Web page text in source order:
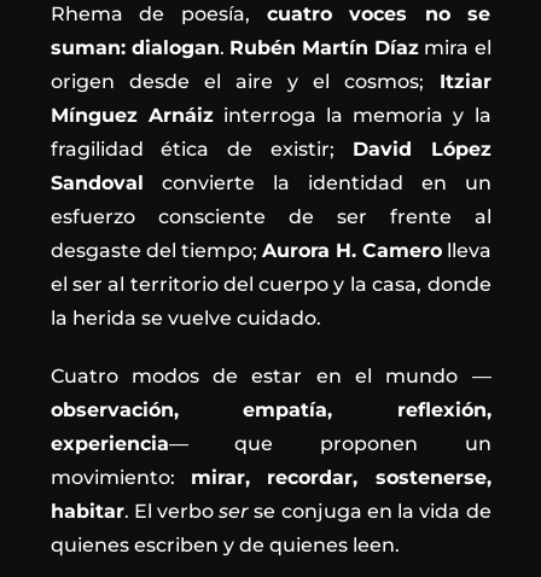
Rhema de poesía, cuatro voces no se
suman: dialogan. Rubén Martín Díazmira el
origen desde el aire y el cosmos; Itziar
Mínguez Arnáizinterroga la memoria y la
fragilidad ética de existir; David López
Sandoval convierte la identidad en un
esfuerzo consciente de ser frente al
desgaste del tiempo; Aurora H. Camerolleva
el ser al territorio del cuerpo y la casa, donde
la herida se vuelve cuidado.
Cuatro modos de estar en el mundo —
observación, empatía, reflexión,
experiencia— que proponen un
movimiento: mirar, recordar, sostenerse,
habitar. El verboser se conjuga en la vida de
quienes escriben y de quienes leen.